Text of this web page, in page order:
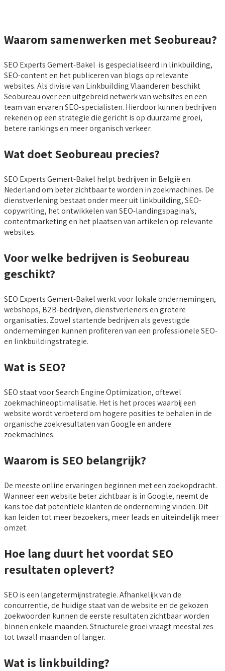
Waarom samenwerken met Seobureau?
SEO Experts Gemert-Bakel is gespecialiseerd in linkbuilding,
SEO-content en het publiceren van blogs op relevante
websites. Als divisie van Linkbuilding Vlaanderen beschikt
Seobureau over een uitgebreid netwerk van websites en een
team van ervaren SEO-specialisten. Hierdoor kunnen bedrijven
rekenen op een strategie die gericht is op duurzame groei,
betere rankings en meer organisch verkeer.
Wat doet Seobureau precies?
SEO Experts Gemert-Bakel helpt bedrijven in België en
Nederland om beter zichtbaar te worden in zoekmachines. De
dienstverlening bestaat onder meer uit linkbuilding, SEO-
copywriting, het ontwikkelen van SEO-landingspagina’s,
contentmarketing en het plaatsen van artikelen op relevante
websites.
Voor welke bedrijven is Seobureau
geschikt?
SEO Experts Gemert-Bakel werkt voor lokale ondernemingen,
webshops, B2B-bedrijven, dienstverleners en grotere
organisaties. Zowel startende bedrijven als gevestigde
ondernemingen kunnen profiteren van een professionele SEO-
en linkbuildingstrategie.
Wat is SEO?
SEO staat voor Search Engine Optimization, oftewel
zoekmachineoptimalisatie. Het is het proces waarbij een
website wordt verbeterd om hogere posities te behalen in de
organische zoekresultaten van Google en andere
zoekmachines.
Waarom is SEO belangrijk?
De meeste online ervaringen beginnen met een zoekopdracht.
Wanneer een website beter zichtbaar is in Google, neemt de
kans toe dat potentiële klanten de onderneming vinden. Dit
kan leiden tot meer bezoekers, meer leads en uiteindelijk meer
omzet.
Hoe lang duurt het voordat SEO
resultaten oplevert?
SEO is een langetermijnstrategie. Afhankelijk van de
concurrentie, de huidige staat van de website en de gekozen
zoekwoorden kunnen de eerste resultaten zichtbaar worden
binnen enkele maanden. Structurele groei vraagt meestal zes
tot twaalf maanden of langer.
Wat is linkbuilding?